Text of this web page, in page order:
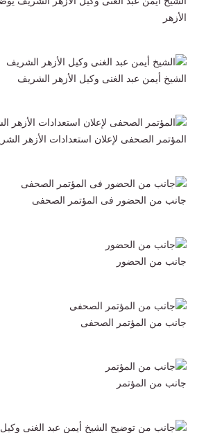
الأزهر
الشيخ أيمن عبد الغنى وكيل الأزهر الشريف
المؤتمر الصحفى لإعلان استعدادات الأزهر
جانب من الحضور فى المؤتمر الصحفى
جانب من الحضور
جانب من المؤتمر الصحفى
جانب من المؤتمر